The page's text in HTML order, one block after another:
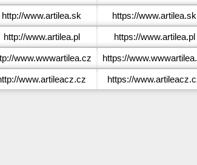
http://www.artilea.sk https://www.artilea.sk
http://www.artilea.pl https://www.artilea.pl
www.wwwartilea.cz https://
www.artileacz.cz https://